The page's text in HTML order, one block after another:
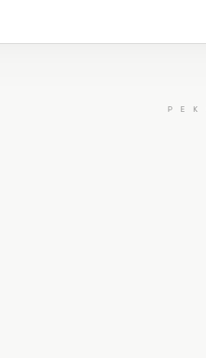
ваш мужчина по знаку Зодиака